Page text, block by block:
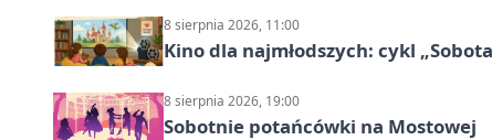
8 sierpnia 2026, 11:00
Kino dla najmłodszych: cykl
8 sierpnia 2026, 19:00
Sobotnie potańcówki na Mostowej